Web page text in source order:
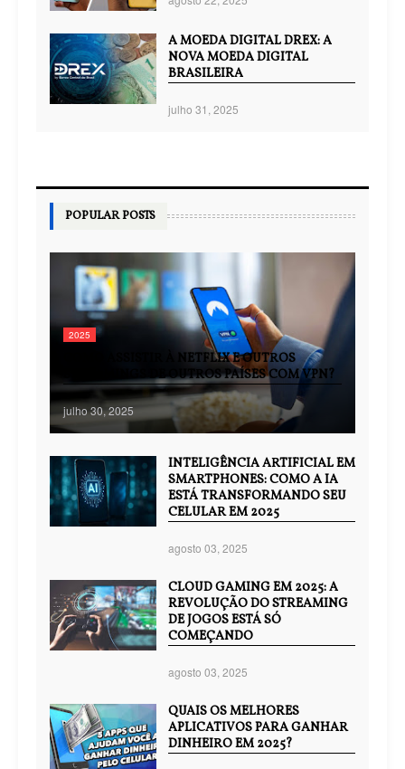
A MOEDA DIGITAL DREX: A
NOVA MOEDA DIGITAL
BRASILEIRA
julho 31, 2025
POPULAR POSTS
2025
COMO ASSISTIR À NETFLIX E OUTROS
STREAMINGS DE OUTROS PAÍSES COM VPN?
julho 30, 2025
INTELIGÊNCIA ARTIFICIAL EM
SMARTPHONES: COMO A IA
ESTÁ TRANSFORMANDO SEU
CELULAR EM 2025
agosto 03, 2025
CLOUD GAMING EM 2025: A
REVOLUÇÃO DO STREAMING
DE JOGOS ESTÁ SÓ
COMEÇANDO
agosto 03, 2025
QUAIS OS MELHORES
APLICATIVOS PARA GANHAR
DINHEIRO EM 2025?